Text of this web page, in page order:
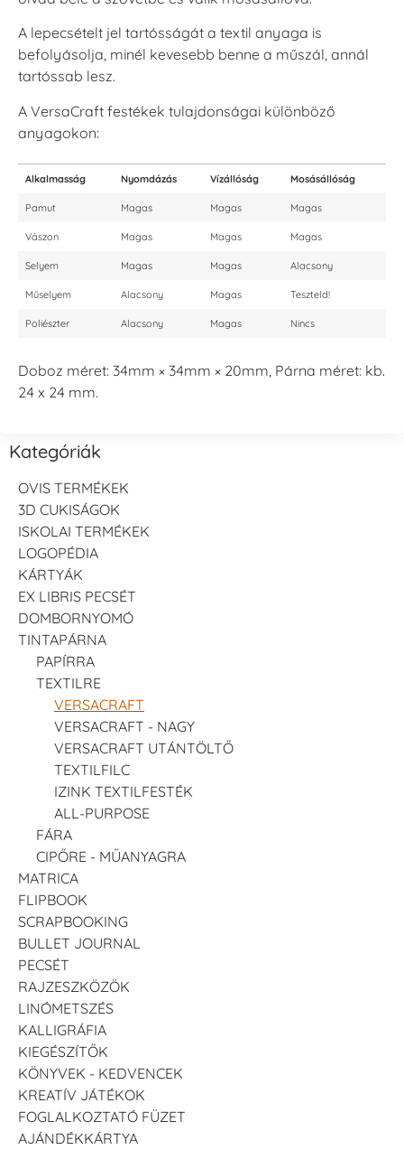
A lepecsételt jel tartósságát a textil anyaga is
befolyásolja, minél kevesebb benne a műszál, annál
tartóssab lesz.
A VersaCraft festékek tulajdonságai különböző
anyagokon:
Alkalmasság Nyomdázás Vízállóság Mosásállóság
Pamut Magas Magas Magas
Vászon Magas Magas Magas
Selyem Magas Magas Alacsony
Műselyem Alacsony Magas Teszteld!
Poliészter Alacsony Magas Nincs
Doboz méret: 34mm × 34mm × 20mm, Párna méret: kb.
24 x 24 mm.
Kategóriák
OVIS TERMÉKEK
3D CUKISÁGOK
ISKOLAI TERMÉKEK
LOGOPÉDIA
KÁRTYÁK
EX LIBRIS PECSÉT
DOMBORNYOMÓ
TINTAPÁRNA
PAPÍRRA
TEXTILRE
VERSACRAFT
VERSACRAFT - NAGY
VERSACRAFT UTÁNTÖLTŐ
TEXTILFILC
IZINK TEXTILFESTÉK
ALL-PURPOSE
FÁRA
CIPŐRE - MŰANYAGRA
MATRICA
FLIPBOOK
SCRAPBOOKING
BULLET JOURNAL
PECSÉT
RAJZESZKÖZÖK
LINÓMETSZÉS
KALLIGRÁFIA
KIEGÉSZÍTŐK
KÖNYVEK - KEDVENCEK
KREATÍV JÁTÉKOK
FOGLALKOZTATÓ FÜZET
AJÁNDÉKKÁRTYA